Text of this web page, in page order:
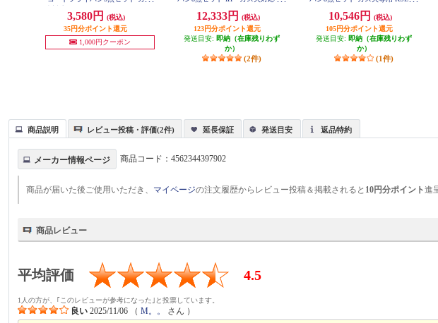
3,580円
(税込)
35円分ポイント還元
1,000円クーポン
12,333円
(税込)
123円分ポイント還元
発送目安: 即納（在庫残りわず
か）
(2件)
10,546円
(税込)
105円分ポイント還元
発送目安: 即納（在庫残りわず
か）
(1件)
商品説明 レビュー投稿・評価(2件) 延長保証 発送目安 返品特約
メーカー情報ページ 商品コード：4562344397902
商品が届いた後ご使用いただき、 マイページの注文履歴からレビュー投稿＆掲載されると 10円分ポイント進
商品レビュー
平均評価 4.5
1人の方が、｢このレビューが参考になった｣と投票しています。
良い 2025/11/06 （M。。
さん ）